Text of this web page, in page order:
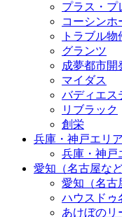
プラス・プ
コーシンホ
トラブル
グランツ
成夢都市開
マイダス
バディエス
リブラック
創栄
兵庫・神戸エリ
兵庫・神戸
愛知（名古屋な
愛知（名古
ハウスドゥ
あけぼのリ